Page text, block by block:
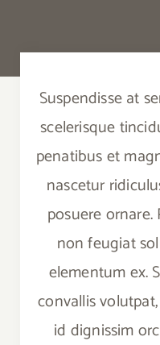
Suspendisse at
scelerisque
penatibus et
nascetur
posuere
non feugiat
elementum ex.
convallis
id dignissim